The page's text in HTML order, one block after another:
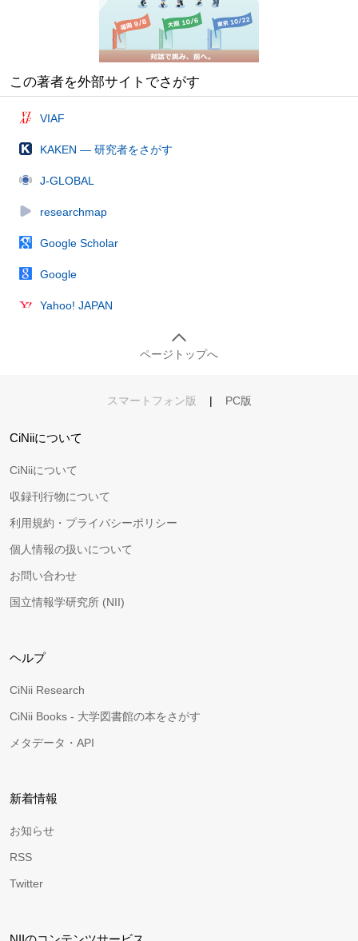
この著者を外部サイトでさがす
VIAF
KAKEN — 研究者をさがす
J-GLOBAL
researchmap
Google Scholar
Google
Yahoo! JAPAN
ページトップへ
スマートフォン版 | PC版
CiNiiについて
CiNiiについて
収録刊行物について
利用規約・プライバシーポリシー
個人情報の扱いについて
お問い合わせ
国立情報学研究所 (NII)
ヘルプ
CiNii Research
CiNii Books - 大学図書館の本をさがす
メタデータ・API
新着情報
お知らせ
RSS
Twitter